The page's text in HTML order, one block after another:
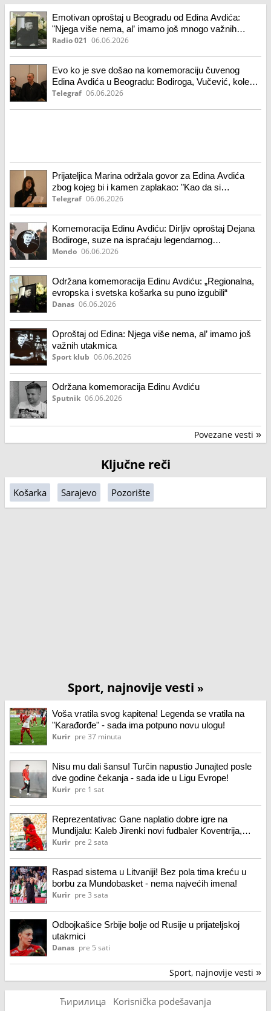
Emotivan oproštaj u Beogradu od Edina Avdića:
"Njega više nema, al’ imamo još mnogo važnih
utakmica"
Radio 021 06.06.2026
Evo ko je sve došao na komemoraciju čuvenog
Edina Avdića u Beogradu: Bodiroga, Vučević, kolege
sa Arene...
Telegraf 06.06.2026
Prijateljica Marina održala govor za Edina Avdića
zbog kojeg bi i kamen zaplakao: "Kao da si
predosetio..."
Telegraf 06.06.2026
Komemoracija Edinu Avdiću: Dirljiv oproštaj Dejana
Bodiroge, suze na ispraćaju legendarnog
komentatora
Mondo 06.06.2026
Održana komemoracija Edinu Avdiću: „Regionalna,
evropska i svetska košarka su puno izgubili“
Danas 06.06.2026
Oproštaj od Edina: Njega više nema, al’ imamo još
važnih utakmica
Sport klub 06.06.2026
Održana komemoracija Edinu Avdiću
Sputnik 06.06.2026
Povezane vesti »
Ključne reči
Košarka Sarajevo Pozorište
Sport, najnovije vesti »
Voša vratila svog kapitena! Legenda se vratila na
"Karađorđe" - sada ima potpuno novu ulogu!
Kurir pre 37 minuta
Nisu mu dali šansu! Turčin napustio Junajted posle
dve godine čekanja - sada ide u Ligu Evrope!
Kurir pre 1 sat
Reprezentativac Gane naplatio dobre igre na
Mundijalu: Kaleb Jirenki novi fudbaler Koventrija,
šesto pojačanje Franka Lamparda
Kurir pre 2 sata
Raspad sistema u Litvaniji! Bez pola tima kreću u
borbu za Mundobasket - nema najvećih imena!
Kurir pre 3 sata
Odbojkašice Srbije bolje od Rusije u prijateljskoj
utakmici
Danas pre 5 sati
Sport, najnovije vesti »
Ћирилица Korisnička podešavanja